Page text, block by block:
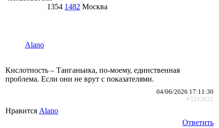
1354 1482 Москва
Alano
Кислотность – Танганьика, по-моему, единственная
проблема. Если они не врут с показателями.
04/06/2026 17:11:30
#3243822
Нравится Alano
Ответить